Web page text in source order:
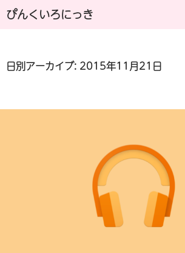
コ
ン
へ
ぴんくいろにっき
検
日別アーカイブ: 2015年11月21日